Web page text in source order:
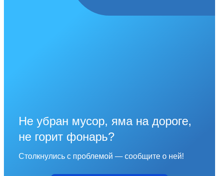
Не убран мусор, яма на дороге,
не горит фонарь?
Столкнулись с проблемой — сообщите о ней!